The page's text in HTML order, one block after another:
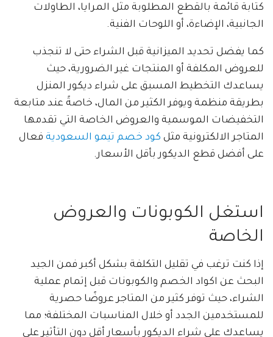
كتابة قائمة بالقطع المطلوبة مثل المرايا، الطاولات
الجانبية، الإضاءة، أو اللوحات الفنية.
كما يفضل تحديد الميزانية قبل الشراء حتى لا تنجذب
للعروض المكلفة أو المنتجات غير الضرورية، حيث
يساعدك التخطيط المسبق على شراء ديكور المنزل
بطريقة منظمة ويوفر الكثير من المال، خاصةً عند متابعة
التخفيضات الموسمية والعروض الخاصة التي تقدمها
المتاجر الالكترونية مثل كود خصم تيمو السعودية فعال
على أفضل قطع الديكور بأقل الأسعار.
استغل الكوبونات والعروض
الخاصة
إذا كنت ترغب في تقليل التكلفة بشكل أكبر فمن الجيد
البحث عن اكواد الخصم والكوبونات قبل إتمام عملية
الشراء، حيث توفر كثير من المتاجر عروضًا حصرية
للمستخدمين الجدد أو خلال المناسبات المختلفة؛ مما
يساعدك على شراء الديكور بأسعار أقل دون التأثير على